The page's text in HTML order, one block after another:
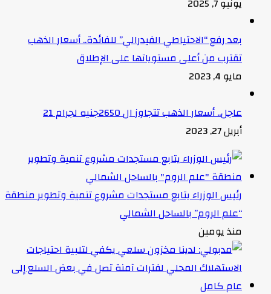
بعد رفع “الاحتياطي الفيدرالي” للفائدة.. أسعار الذهب
تقترب من أعلى مستوياتها على الإطلاق
مايو 4, 2023
عاجل.. أسعار الذهب تتجاوز ال 2650جنيه لجرام 21
أبريل 27, 2023
رئيس الوزراء يتابع مستجدات مشروع تنمية وتطوير منطقة
“علم الروم” بالساحل الشمالي
منذ يومين